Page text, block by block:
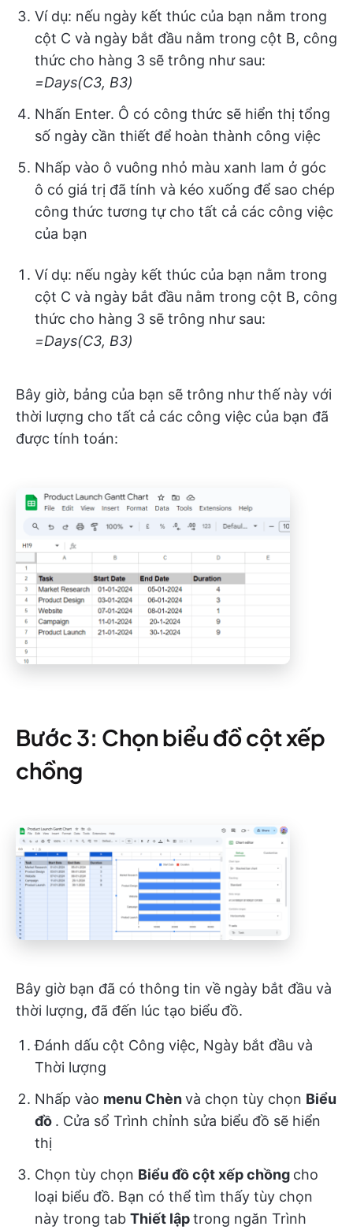
Ví dụ: nếu ngày kết thúc của bạn nằm trong
cột C và ngày bắt đầu nằm trong cột B, công
thức cho hàng 3 sẽ trông như sau:
=Days(C3, B3)
Nhấn Enter. Ô có công thức sẽ hiển thị tổng
số ngày cần thiết để hoàn thành công việc
Nhấp vào ô vuông nhỏ màu xanh lam ở góc
ô có giá trị đã tính và kéo xuống để sao chép
công thức tương tự cho tất cả các công việc
của bạn
Ví dụ: nếu ngày kết thúc của bạn nằm trong
cột C và ngày bắt đầu nằm trong cột B, công
thức cho hàng 3 sẽ trông như sau:
=Days(C3, B3)
Bây giờ, bảng của bạn sẽ trông như thế này với
thời lượng cho tất cả các công việc của bạn đã
được tính toán:
Bước 3: Chọn biểu đồ cột xếp
chồng
Bây giờ bạn đã có thông tin về ngày bắt đầu và
thời lượng, đã đến lúc tạo biểu đồ.
Đánh dấu cột Công việc, Ngày bắt đầu và
Thời lượng
Nhấp vào menu Chènvà chọn tùy chọn Biểu
đồ . Cửa sổ Trình chỉnh sửa biểu đồ sẽ hiển
thị
Chọn tùy chọn Biểu đồ cột xếp chồng cho
loại biểu đồ. Bạn có thể tìm thấy tùy chọn
này trong tab Thiết lậptrong ngăn Trình